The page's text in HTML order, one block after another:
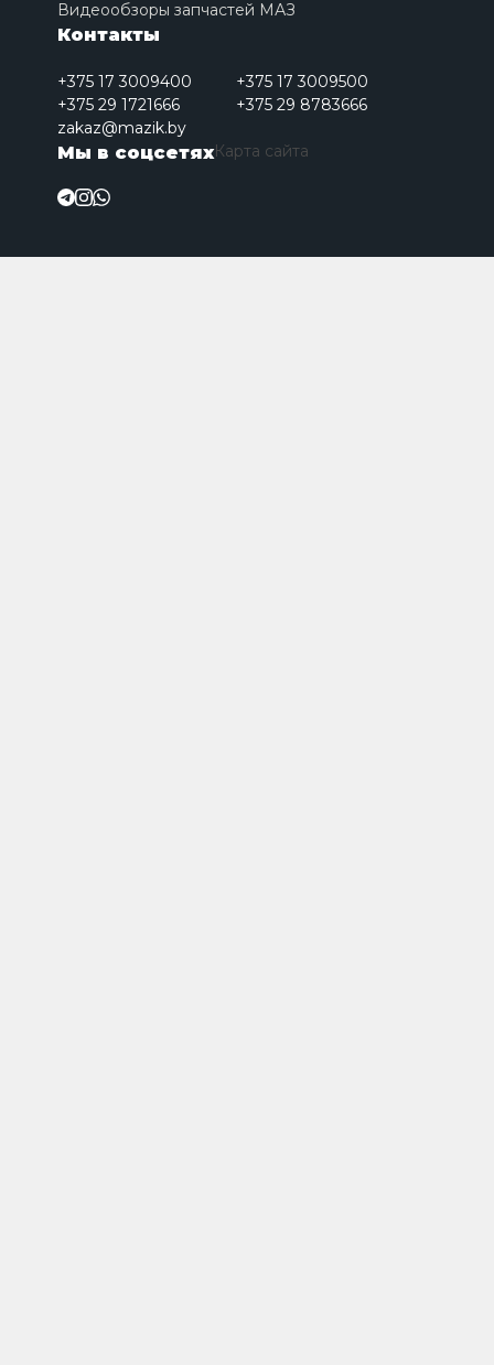
Видеообзоры запчастей МАЗ
Контакты
+375 17 3009400
+375 17 3009500
+375 29 1721666
+375 29 8783666
zakaz@mazik.by
Мы в соцсетяхКарта сайта